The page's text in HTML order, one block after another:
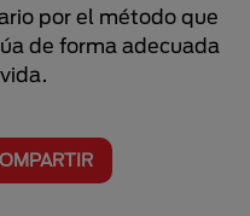
por el método que
de forma adecuada